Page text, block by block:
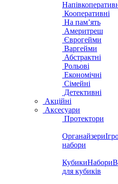
Кооперативні
На пам’ять
Америтреш
Єврогейми
Варгейми
Абстрактні
Рольові
Економічні
Сімейні
Детективні
Акційні
Аксесуари
Протектори
Органайзери
набори
КубикиНабори
для кубиків